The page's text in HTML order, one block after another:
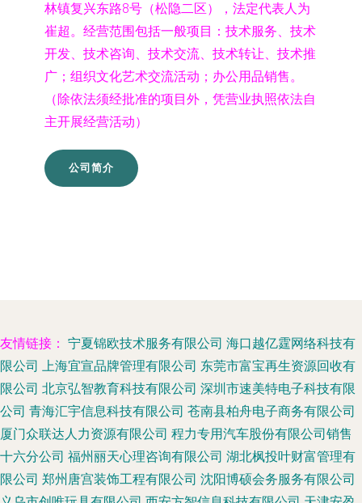
林镇复兴东路8号（松隐二区），法定代表人为
崔超。经营范围包括一般项目：技术服务、技术
开发、技术咨询、技术交流、技术转让、技术推
广；组织文化艺术交流活动；办公用品销售。
（除依法须经批准的项目外，凭营业执照依法自
主开展经营活动）
公司简介
友情链接： 宁夏锦欧技术服务有限公司 海口越亿霆网络科技有
限公司 上海宜宣品牌管理有限公司 东莞市富宝再生资源回收有
限公司 北京弘智教育科技有限公司 深圳市速美特电子科技有限
公司 青海汇宇信息科技有限公司 苍南县柏舟电子商务有限公司
厦门众联达人力资源有限公司 程力专用汽车股份有限公司销售
十六分公司 福州丽天心理咨询有限公司 湖北枫投叶财富管理有
限公司 郑州唐宫装饰工程有限公司 沈阳博硕会务服务有限公司